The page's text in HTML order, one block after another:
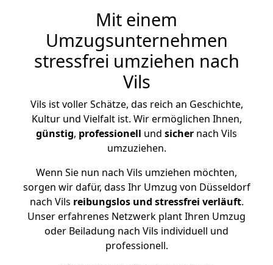
Mit einem
Umzugsunternehmen
stressfrei umziehen nach
Vils
Vils ist voller Schätze, das reich an Geschichte,
Kultur und Vielfalt ist. Wir ermöglichen Ihnen,
günstig, professionell und sicher nach Vils
umzuziehen.
Wenn Sie nun nach Vils umziehen möchten,
sorgen wir dafür, dass Ihr Umzug von Düsseldorf
nach Vils reibungslos und stressfrei verläuft.
Unser erfahrenes Netzwerk plant Ihren Umzug
oder Beiladung nach Vils individuell und
professionell.